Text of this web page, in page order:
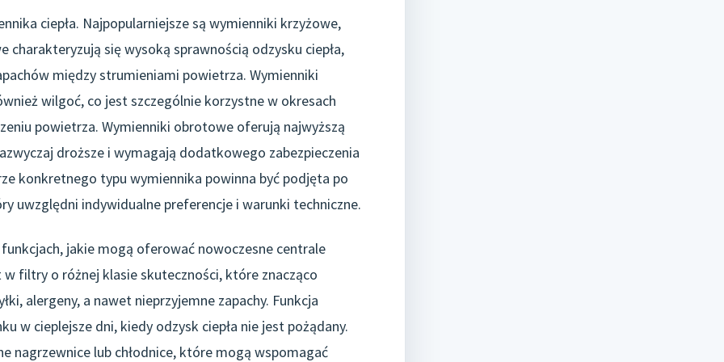
ciepła. Najpopularniejsze są wymienniki krzyżowe,
się wysoką sprawnością odzysku ciepła,
między strumieniami powietrza. Wymienniki
wilgoć, co jest szczególnie korzystne w okresach
powietrza. Wymienniki obrotowe oferują najwyższą
droższe i wymagają dodatkowego zabezpieczenia
konkretnego typu wymiennika powinna być podjęta po
uwzględni indywidualne preferencje i warunki techniczne.
jakie mogą oferować nowoczesne centrale
filtry o różnej klasie skuteczności, które znacząco
alergeny, a nawet nieprzyjemne zapachy. Funkcja
w cieplejsze dni, kiedy odzysk ciepła nie jest pożądany.
nagrzewnice lub chłodnice, które mogą wspomagać